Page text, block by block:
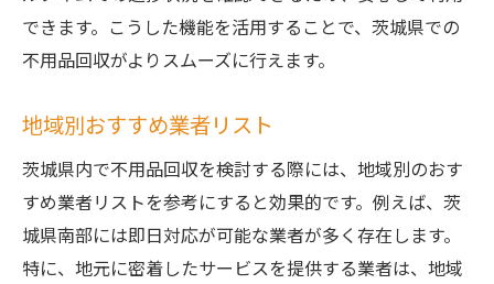
できます。こうした機能を活用することで、茨城県での
不用品回収がよりスムーズに行えます。
地域別おすすめ業者リスト
茨城県内で不用品回収を検討する際には、地域別のおす
すめ業者リストを参考にすると効果的です。例えば、茨
城県南部には即日対応が可能な業者が多く存在します。
特に、地元に密着したサービスを提供する業者は、地域